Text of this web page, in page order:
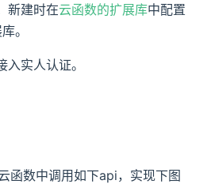
新建时在云函数的扩展库中配置
。
实人认证。
函数中调用如下api，实现下图